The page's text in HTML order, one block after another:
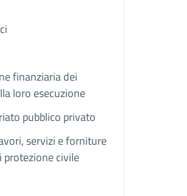
finanziaria dei
loro esecuzione
pubblico privato
servizi e forniture
protezione civile